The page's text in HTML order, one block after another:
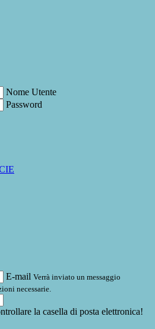
Nome Utente
Password
E-mail Verrà inviato un messaggio
necessarie.
la casella di posta elettronica!